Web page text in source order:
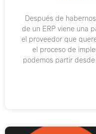
Después de
de un ERP viene una
el proveedor que
el proceso de
podemos partir